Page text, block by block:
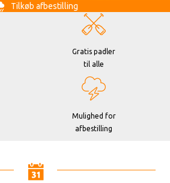
Tilkøb afbestilling
Gratis padler
til alle
Mulighed for
afbestilling